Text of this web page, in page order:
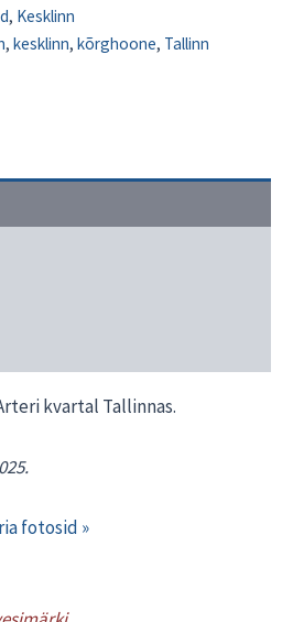
, Kesklinn
, kesklinn, kõrghoone, Tallinn
kvartal Tallinnas.
fotosid »